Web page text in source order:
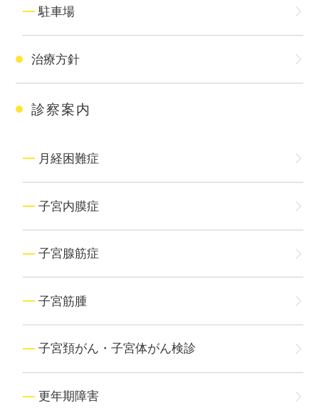
駐車場
治療方針
診察案内
月経困難症
子宮内膜症
子宮腺筋症
子宮筋腫
子宮頚がん・子宮体がん検診
更年期障害